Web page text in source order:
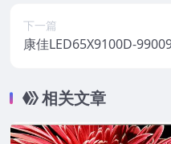
下一篇
康佳LED65X9100D-
相关文章